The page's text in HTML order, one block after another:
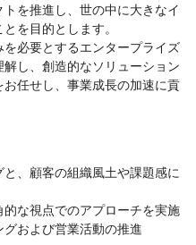
を推進し、世の中に大きなイ
を目的とします。
必要とするエンタープライズ
し、創造的なソリューション
任せし、事業成長の加速に貢
、顧客の組織風土や課題感に
な視点でのアプローチを実施
および営業活動の推進